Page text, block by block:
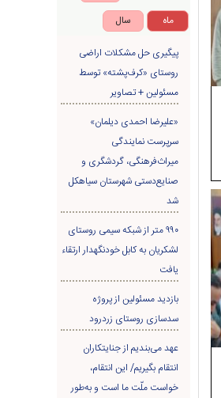
ماه
سال
پیگیری حل مشکلات اراضی
روستای «کرف‌پشته» توسط
مسئولین + تصاویر
«علیرضا احمدی دیلمان»
سرپرست نمایندگی
میراث‌فرهنگی، گردشگری و
صنایع‌دستی شهرستان سیاهکل
شد
۹۹۰ متر از شبکه سیمی روستای
لشکریان به کابل خودنگهدار ارتقاء
یافت
بازدید مسئولین از پروژه
سدسازی روستای زردرود
عهد می‌بندیم از جنایتکاران
انتقام بگیریم/ این انتقام،
خواست ملّت ما است و به‌طور